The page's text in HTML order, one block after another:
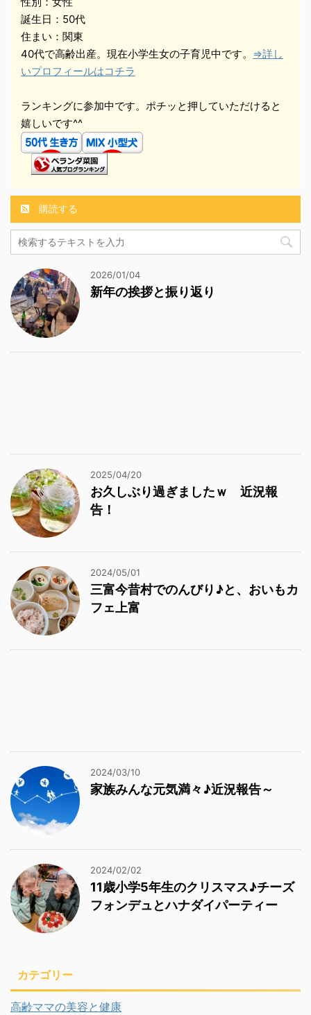
誕生日：50代
住まい：関東
40代で高齢出産。現在小学生女の子育児中です。 ⇒詳し
いプロフィールはコチラ
ランキングに参加中です。ポチッと押していただけると
嬉しいです^^
購読する
2026/01/04
新年の挨拶と振り返り
2025/04/20
お久しぶり過ぎましたｗ 近況報
告！
2024/05/01
三富今昔村でのんびり♪と、おいもカ
フェ上富
2024/03/10
家族みんな元気満々♪近況報告～
2024/02/02
11歳小学5年生のクリスマス♪チーズ
フォンデュとハナダイパーティー
カテゴリー
高齢ママの美容と健康